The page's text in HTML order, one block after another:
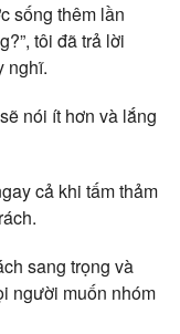
sống thêm lần
tôi đã trả lời
nghĩ.
nói ít hơn và lắng
cả khi tấm thảm
sang trọng và
người muốn nhóm